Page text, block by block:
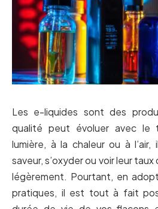
Les e-liquides sont des
qualité peut évoluer avec le
lumière, à la chaleur ou à
saveur, s’oxyder ou voir leur
légèrement. Pourtant, en
pratiques, il est tout à fait